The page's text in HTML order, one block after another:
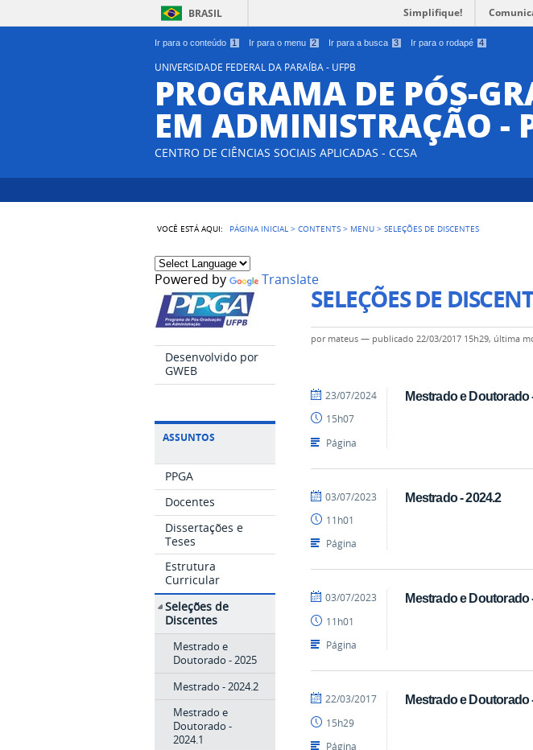
Ir para o conteúdo 1 Ir para o menu 2 Ir para a busca 3 Ir para o rodapé 4
BRASIL Simplifique!
UNIVERSIDADE FEDERAL DA PARAÍBA - UFPB
PROGRAMA DE PÓS-
EM ADMINISTRAÇÃO -
CENTRO DE CIÊNCIAS SOCIAIS APLICADAS - CCSA
VOCÊ ESTÁ AQUI: PÁGINA INICIAL >CONTENTS > MENU >SELEÇÕES DE DISCENTES
Powered by Translate
Desenvolvido por
GWEB
ASSUNTOS
PPGA
Docentes
Dissertações e
Teses
Estrutura
Curricular
Seleções de
Discentes
Mestrado e
Doutorado - 2025
Mestrado - 2024.2
Mestrado e
Doutorado -
2024.1
SELEÇÕES DE
por mateus — publicado 22/03/2017 15h29, última
Mestrado e Doutorado
por
publicado
23/07/2024
15h07
Página
Mestrado - 2024.2
por
publicado
03/07/2023
11h01
Página
Mestrado e Doutorado
por
publicado
03/07/2023
11h01
Página
Mestrado e Doutorado
por
publicado
22/03/2017
15h29
Página